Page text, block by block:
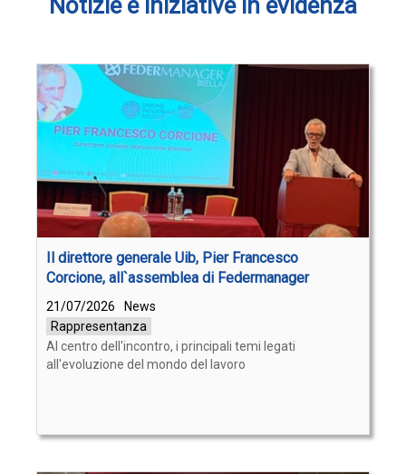
Il direttore generale Uib, Pier Francesco
Corcione, all`assemblea di Federmanager
21/07/2026
News
Rappresentanza
Al centro dell'incontro, i principali temi legati
all'evoluzione del mondo del lavoro